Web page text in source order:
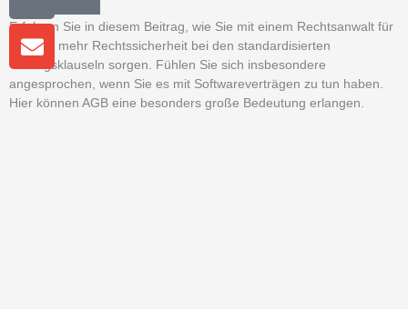
Erfahren Sie in diesem Beitrag, wie Sie mit einem Rechtsanwalt für
AGB für mehr Rechtssicherheit bei den standardisierten
Vertragsklauseln sorgen. Fühlen Sie sich insbesondere
angesprochen, wenn Sie es mit Softwareverträgen zu tun haben.
Hier können AGB eine besonders große Bedeutung erlangen.